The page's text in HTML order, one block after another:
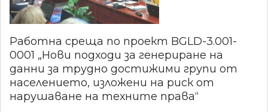
Работна среща по проект BGLD-3.001-
0001 „Нови подходи за генериране на
данни за трудно достижими групи от
населението, изложени на риск от
нарушаване на техните права“